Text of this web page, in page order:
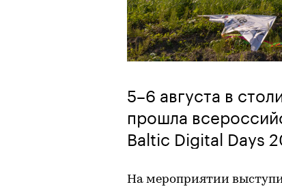
5–6 августа в
прошла
Baltic Digital Days
На мероприятии